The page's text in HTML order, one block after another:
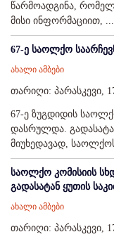
წარმოადგინა,
მისი ინფორმაციით, ...
67-ე საოლქო
ახალი ამბები
თარიღი: პარასკევი,
67-ე ზუგდიდის
დასრულდა.
მიუხედავად,
საოლქო კომისიის
გადასატან ყუთის
ახალი ამბები
თარიღი: პარასკევი,